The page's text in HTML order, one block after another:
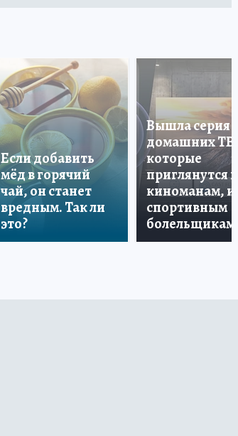
Если добавить
мёд в горячий
чай, он станет
вредным. Так ли
это?
Вышла серия
домашних ТВ,
которые
приглянутся и
киноманам, и
спортивным
болельщикам